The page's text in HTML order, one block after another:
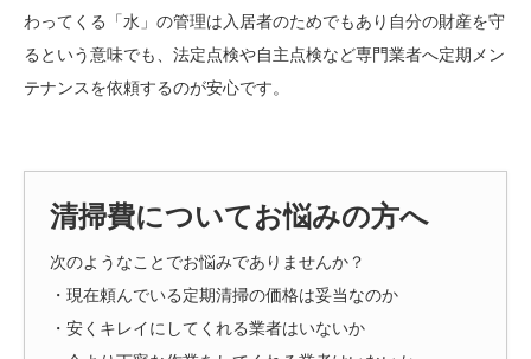
わってくる「水」の管理は入居者のためでもあり自分の財産を守
るという意味でも、法定点検や自主点検など専門業者へ定期メン
テナンスを依頼するのが安心です。
清掃費についてお悩みの方へ
次のようなことでお悩みでありませんか？
・現在頼んでいる定期清掃の価格は妥当なのか
・安くキレイにしてくれる業者はいないか